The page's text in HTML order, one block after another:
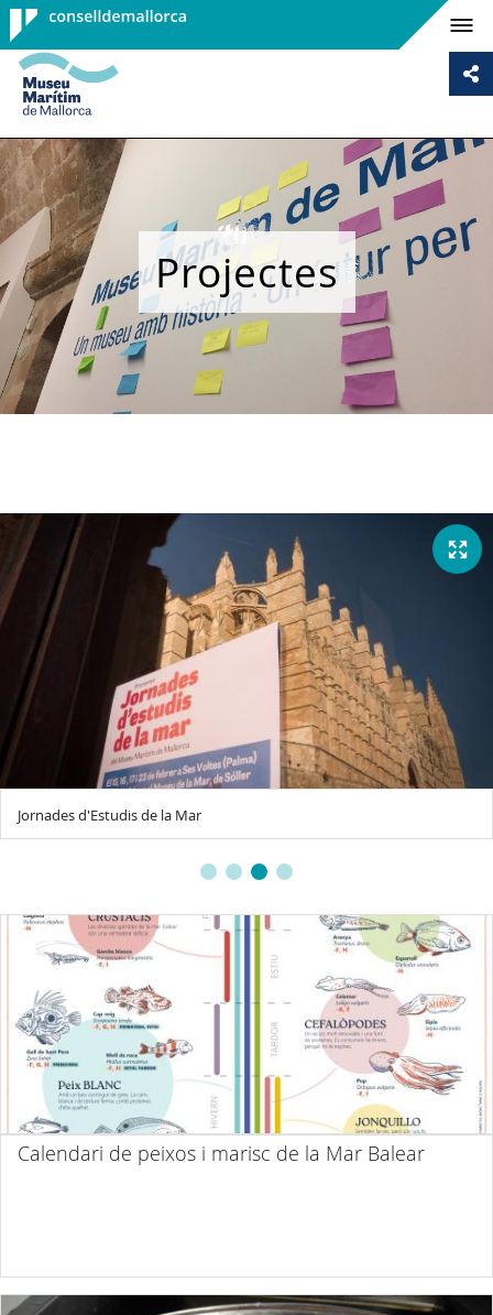
Consell de
Mallorca
Projectes
Voltes.
Jornades d'Estudis de la Mar
Calendari de peixos i marisc de la Mar Balear